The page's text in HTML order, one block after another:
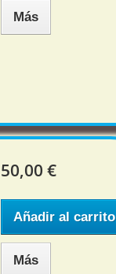
Más
50,00 €
Añadir al carrito
Más